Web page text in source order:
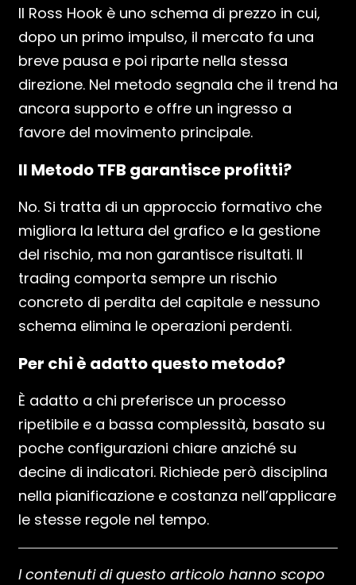
Il Ross Hook è uno schema di prezzo in cui,
dopo un primo impulso, il mercato fa una
breve pausa e poi riparte nella stessa
direzione. Nel metodo segnala che il trend ha
ancora supporto e offre un ingresso a
favore del movimento principale.
Il Metodo TFB garantisce profitti?
No. Si tratta di un approccio formativo che
migliora la lettura del grafico e la gestione
del rischio, ma non garantisce risultati. Il
trading comporta sempre un rischio
concreto di perdita del capitale e nessuno
schema elimina le operazioni perdenti.
Per chi è adatto questo metodo?
È adatto a chi preferisce un processo
ripetibile e a bassa complessità, basato su
poche configurazioni chiare anziché su
decine di indicatori. Richiede però disciplina
nella pianificazione e costanza nell’applicare
le stesse regole nel tempo.
I contenuti di questo articolo hanno scopo